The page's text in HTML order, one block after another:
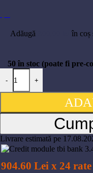
Adăugă în coș
50 în stoc (poate fi pre-
- +
Livrare estimată pe
904.60 Lei x 24 rate